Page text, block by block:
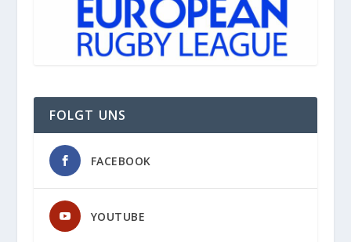
FOLGT UNS
FACEBOOK
YOUTUBE